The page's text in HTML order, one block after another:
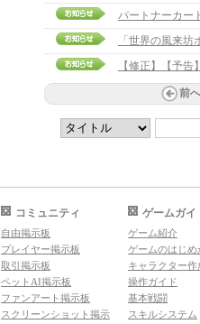
パートナーカー
「世界の風来
【修正】【予
前へ
コミュニティ
自由掲示板
プレイヤー掲示板
取引掲示板
ペットAI掲示板
ファンアート掲示板
スクリーンショット掲示
ゲームガイ
ゲーム紹介
ゲームのはじめ
キャラクター作
操作ガイド
基本戦闘
スキルシステム